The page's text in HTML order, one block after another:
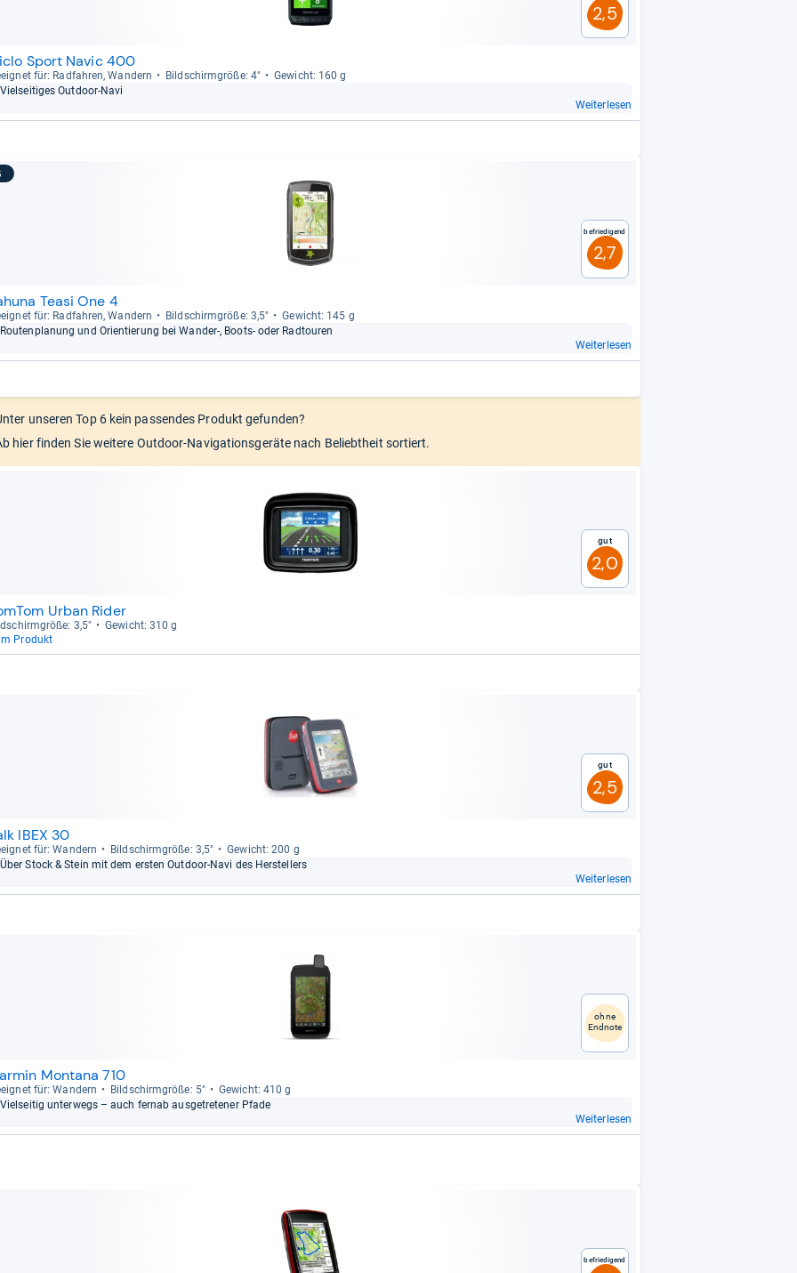
2,5
Sport Navic 400
für: Rad­fah­ren, Wan­dern Bild­schirm­größe: 4"
Gewicht: 160 g
Viel­sei­ti­ges Out­door-​Navi
Weiterlesen
Befriedigend
2,7
Teasi One 4
für: Rad­fah­ren, Wan­dern Bild­schirm­größe: 3,5"
Gewicht: 145 g
Rou­ten­pla­nung und Ori­en­tie­rung bei Wan­der-​, Boots-​ oder Rad­tou­ren
Weiterlesen
unseren Top 6 kein passendes Produkt gefunden?
hier finden Sie weitere Outdoor-Navigationsgeräte nach Beliebtheit sortiert.
Gut
2,0
Urban Rider
3,5"
Gewicht: 310 g
Produkt
Gut
2,5
IBEX 30
für: Wan­dern Bild­schirm­größe: 3,5"
Gewicht: 200 g
Über Stock & Stein mit dem ers­ten Out­door-​Navi des Her­stel­lers
Weiterlesen
ohne
Endnote
Montana 710
für: Wan­dern Bild­schirm­größe: 5"
Gewicht: 410 g
Viel­sei­tig unter­wegs – auch fernab aus­ge­tre­te­ner Pfade
Weiterlesen
Befriedigend